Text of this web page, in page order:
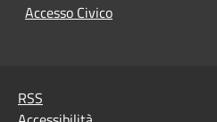
Accesso Civico
RSS